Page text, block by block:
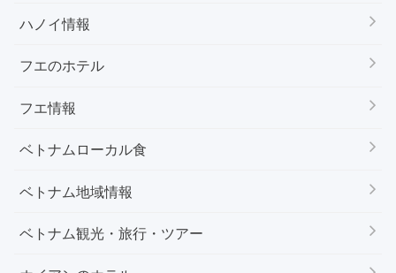
ハノイ情報
フエのホテル
フエ情報
ベトナムローカル食
ベトナム地域情報
ベトナム観光・旅行・ツアー